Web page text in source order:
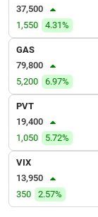
37,500
1,550
4.31%
GAS
79,800
5,200
6.97%
PVT
19,400
1,050
5.72%
VIX
13,950
350
2.57%
TIỆN
ÍCH
BẤT
ĐỘNG
SẢN
Mã
chứng
khoán
(-)